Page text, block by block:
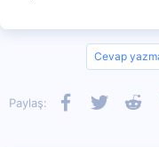
Cevap
Paylaş: Facebook
Twitter